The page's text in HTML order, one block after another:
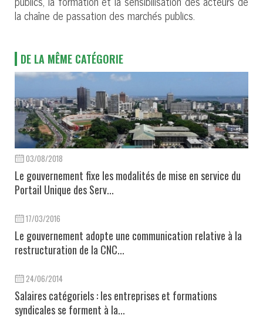
la chaîne de passation des marchés publics.
DE LA MÊME CATÉGORIE
03/08/2018
Le gouvernement fixe les modalités de mise en service du
Portail Unique des Serv...
17/03/2016
Le gouvernement adopte une communication relative à la
restructuration de la CNC...
24/06/2014
Salaires catégoriels : les entreprises et formations
syndicales se forment à la...